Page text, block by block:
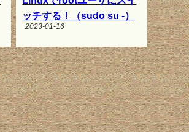
ッチする！（sudo su -）
2023-01-16